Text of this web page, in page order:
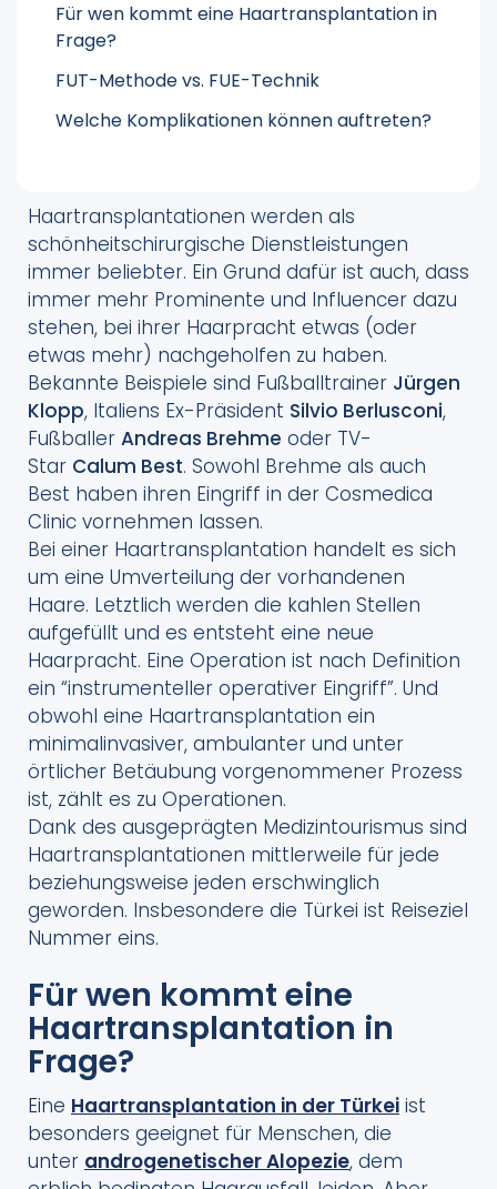
Für wen kommt eine Haartransplantation in
Frage?
FUT-Methode vs. FUE-Technik
Welche Komplikationen können auftreten?
Haartransplantationen werden als
schönheitschirurgische Dienstleistungen
immer beliebter. Ein Grund dafür ist auch, dass
immer mehr Prominente und Influencer dazu
stehen, bei ihrer Haarpracht etwas (oder
etwas mehr) nachgeholfen zu haben.
Bekannte Beispiele sind Fußballtrainer Jürgen
Klopp, Italiens Ex-Präsident Silvio Berlusconi,
Fußballer Andreas Brehme oder TV-
Star Calum Best. Sowohl Brehme als auch
Best haben ihren Eingriff in der Cosmedica
Clinic vornehmen lassen.
Bei einer Haartransplantation handelt es sich
um eine Umverteilung der vorhandenen
Haare. Letztlich werden die kahlen Stellen
aufgefüllt und es entsteht eine neue
Haarpracht. Eine Operation ist nach Definition
ein “instrumenteller operativer Eingriff”. Und
obwohl eine Haartransplantation ein
minimalinvasiver, ambulanter und unter
örtlicher Betäubung vorgenommener Prozess
ist, zählt es zu Operationen.
Dank des ausgeprägten Medizintourismus sind
Haartransplantationen mittlerweile für jede
beziehungsweise jeden erschwinglich
geworden. Insbesondere die Türkei ist Reiseziel
Nummer eins.
Für wen kommt eine
Haartransplantation in
Frage?
Eine Haartransplantation in der Türkei ist
besonders geeignet für Menschen, die
unter androgenetischer Alopezie, dem